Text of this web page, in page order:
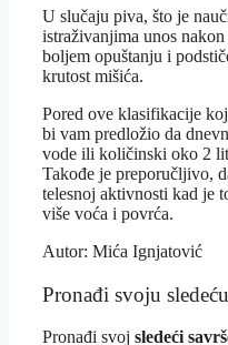
U slučaju piva, što je
istraživanjima unos
boljem opuštanju i
krutost mišića.
Pored ove klasifikacije
bi vam predložio da
vode ili količinski oko 2
Takođe je preporučljivo,
telesnoj aktivnosti kad je
više voća i povrća.
Autor: Mića Ignjatović
Pronađi svoju
Pronađi svoj sledeći